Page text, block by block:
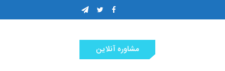
مشاوره آنلاین